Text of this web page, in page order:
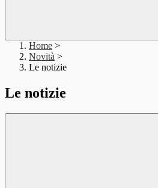
Home >
Novità >
Le notizie
Le notizie